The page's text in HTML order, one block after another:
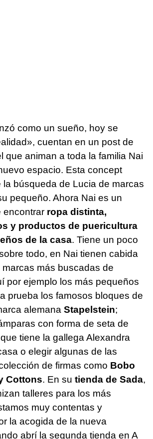
como un sueño, hoy se
cuentan en un post de
que animan a toda la familia Nai
espacio. Esta concept
la búsqueda de Lucia de marcas
pequeño. Ahora Nai es un
encontrar ropa distinta,
y productos de puericultura
de la casa. Tiene un poco
todo, en Nai tienen cabida
más buscadas de
por ejemplo los más pequeños
prueba los famosos bloques de
alemana Stapelstein;
con forma de seta de
que tiene la gallega Alexandra
o elegir algunas de las
de firmas como Bobo
Cottons. En su tienda de Sada,
talleres para los más
muy contentas y
la acogida de la nueva
abrí la segunda tienda en A